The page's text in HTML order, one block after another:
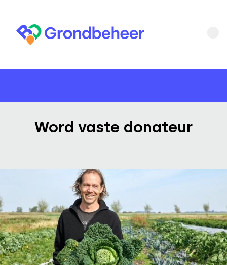
Word vaste donateur